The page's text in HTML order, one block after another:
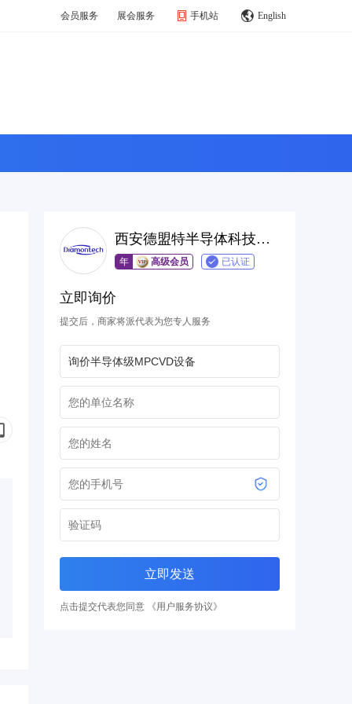
会员服务 展会服务 手机站 English
西安德盟特半导体科技有限公司
年 高级会员 已认证
立即询价
提交后，商家将派代表为您专人服务
立即发送
点击提交代表您同意 《用户服务协议》